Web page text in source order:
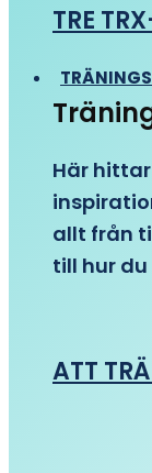
TRE
Här
allt från
till hur
ATT